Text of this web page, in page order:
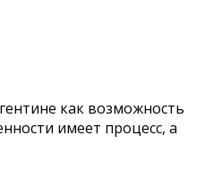
как возможность
имеет процесс, а